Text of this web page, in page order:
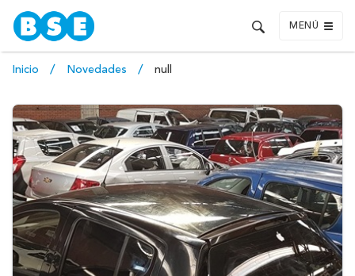
MENÚ
Inicio Novedades null